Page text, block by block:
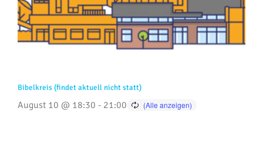
Bibelkreis (findet aktuell nicht statt)
August 10 @ 18:30 - 21:00